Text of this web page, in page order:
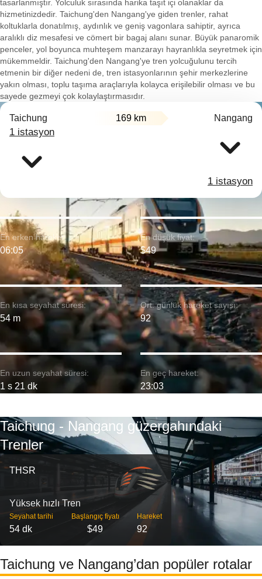
tasarlanmıştır. Yolculuk sırasında harika taşıt içi olanaklar da
hizmetinizdedir. Taichung'den Nangang'ye giden trenler, rahat
koltuklarla donatılmış, aydınlık ve geniş vagonlara sahiptir, ayrıca
aralıklı diz mesafesi ve cömert bir bagaj alanı sunar. Büyük panaromik
penceler, yol boyunca muhteşem manzarayı hayranlıkla seyretmek için
mükemmeldir. Taichung'den Nangang'ye tren yolcuğulunu tercih
etmenin bir diğer nedeni de, tren istasyonlarının şehir merkezlerine
yakın olması, toplu taşıma araçlarıyla kolayca erişilebilir olması ve bu
sayede gezmeyi çok kolaylaştırmasıdır.
Taichung 169 km Nangang
1 istasyon
1 istasyon
En kısa seyahat süresi:
54 m
En erken hareket:
06:05
En uzun seyahat süresi:
1 s 21 dk
En düşük fiyat:
$49
Ort. günlük hareket sayısı:
92
En geç hareket:
23:03
Taichung - Nangang güzergahındaki
Trenler
THSR
Yüksek hızlı Tren
Seyahat tarihi
54 dk
Başlangıç ​​fiyatı
$49
Hareket
92
Taichung ve Nangang’dan popüler rotalar